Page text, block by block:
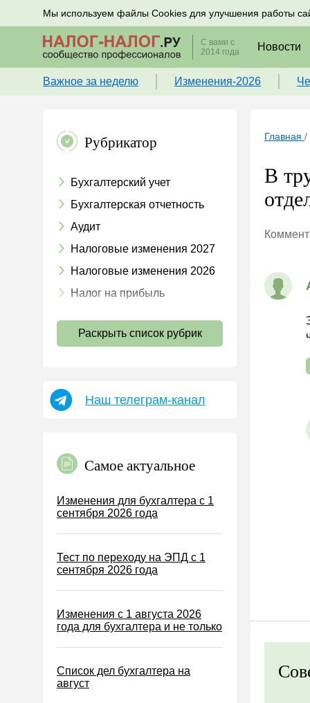
Мы используем файлы Cookies для улучшения работы
Подписывайтесь на новости по налогам, учету и
С вами с
2014 года
Новости
Важное за неделю Изменения-2026
Рубрикатор
Бухгалтерский учет
Бухгалтерская отчетность
Аудит
Налоговые изменения 2027
Налоговые изменения 2026
Налог на прибыль
Страховые взносы 2026
УСН
Земельный налог
Налог на рекламу
Торговый сбор
Туристический налог
Водный налог
Экологический налог
Налог на игорный бизнес
Акцизы
Раскрыть список рубрик
Наш телеграм-канал
Самое актуальное
Изменения для бухгалтера с 1
сентября 2026 года
Тест по переходу на ЭПД с 1
сентября 2026 года
Изменения с 1 августа 2026
года для бухгалтера и не только
Список дел бухгалтера на
август
Главная /
В